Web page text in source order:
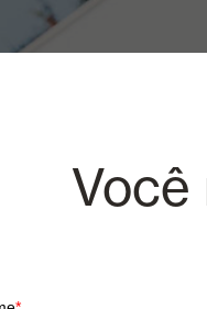
Você